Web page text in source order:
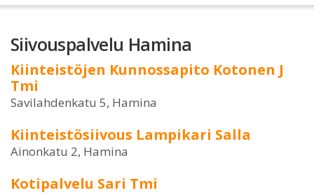
Siivouspalvelu Hamina
Kiinteistöjen Kunnossapito Kotonen J
Tmi
Savilahdenkatu 5, Hamina
Kiinteistösiivous Lampikari Salla
Ainonkatu 2, Hamina
Kotipalvelu Sari Tmi